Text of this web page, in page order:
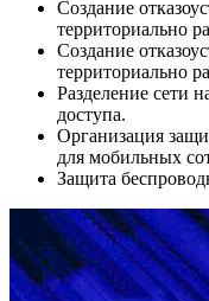
Создание
территориально
Создание
территориально
Разделение сети
доступа.
Организация
для мобильных
Защита